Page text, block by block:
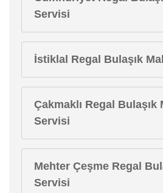
Servisi
İstiklal Regal Bulaşık
Çakmaklı Regal Bulaşık
Servisi
Mehter Çeşme Regal
Servisi